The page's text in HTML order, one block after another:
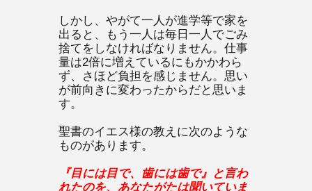
しかし、やがて一人が進学等で家を
出ると、もう一人は毎日一人でごみ
捨てをしなければなりません。仕事
量は2倍に増えているにもかかわら
ず、さほど負担を感じません。思い
が前向きに変わったからだと思いま
す。
聖書のイエス様の教えに次のような
ものがあります。
『目には目で、歯には歯で』と言わ
れたのを、あなたがたは聞いていま